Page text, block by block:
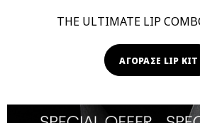
THE ULTIMATE LIP
ΑΓΟΡΑΣΕ LIP KIT